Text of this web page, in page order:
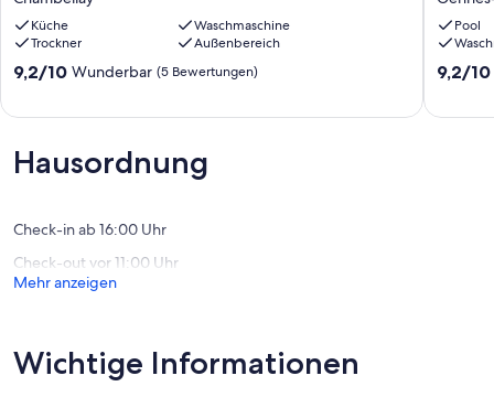
(4
Sterne),
jeder
Komfort
in
Chambellay
Küche
Waschmaschine
Trockner
Außenbereich
9.2
(5
Bewertungen)
9,2/10 Wunderbar (5 Bewertungen)
privaten
Pool
Pool
9.2
9,2/10
Hausordnung
Check-in ab 16:00 Uhr
Check-out vor 11:00 Uhr
Mehr anzeigen
Wichtige Informationen